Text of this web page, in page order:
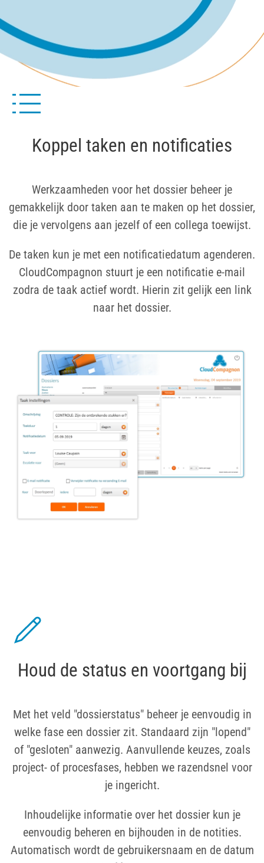
Koppel taken en notificaties
Werkzaamheden voor het dossier beheer je
gemakkelijk door taken aan te maken op het dossier,
die je vervolgens aan jezelf of een collega toewijst.
De taken kun je met een notificatiedatum agenderen.
CloudCompagnon stuurt je een notificatie e-mail
zodra de taak actief wordt. Hierin zit gelijk een link
naar het dossier.
Houd de status en voortgang bij
Met het veld "dossierstatus" beheer je eenvoudig in
welke fase een dossier zit. Standaard zijn "lopend"
of "gesloten" aanwezig. Aanvullende keuzes, zoals
project- of procesfases, hebben we razendsnel voor
je ingericht.
Inhoudelijke informatie over het dossier kun je
eenvoudig beheren en bijhouden in de notities.
Automatisch wordt de gebruikersnaam en de datum